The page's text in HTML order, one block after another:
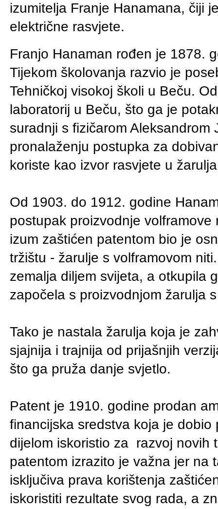
izumitelja Franje Hanamana, čiji
električne rasvjete.
Franjo Hanaman rođen je 1878.
Tijekom školovanja razvio je
Tehničkoj visokoj školi u Beču.
laboratorij u Beču, što ga je
suradnji s fizičarom
pronalaženju postupka za
koriste kao izvor rasvjete u
Od 1903. do 1912. godine
postupak proizvodnje
izum zaštićen patentom bio je
tržištu - žarulje s volframovom
zemalja diljem svijeta, a otkupila
započela s proizvodnjom žarulja
Tako je nastala žarulja koja je
sjajnija i trajnija od prijašnjih
što ga pruža danje svjetlo.
Patent je 1910. godine prodan
financijska sredstva koja je
dijelom iskoristio za razvoj novih
patentom izrazito je važna jer na
isključiva prava korištenja
iskoristiti rezultate svog rada, a